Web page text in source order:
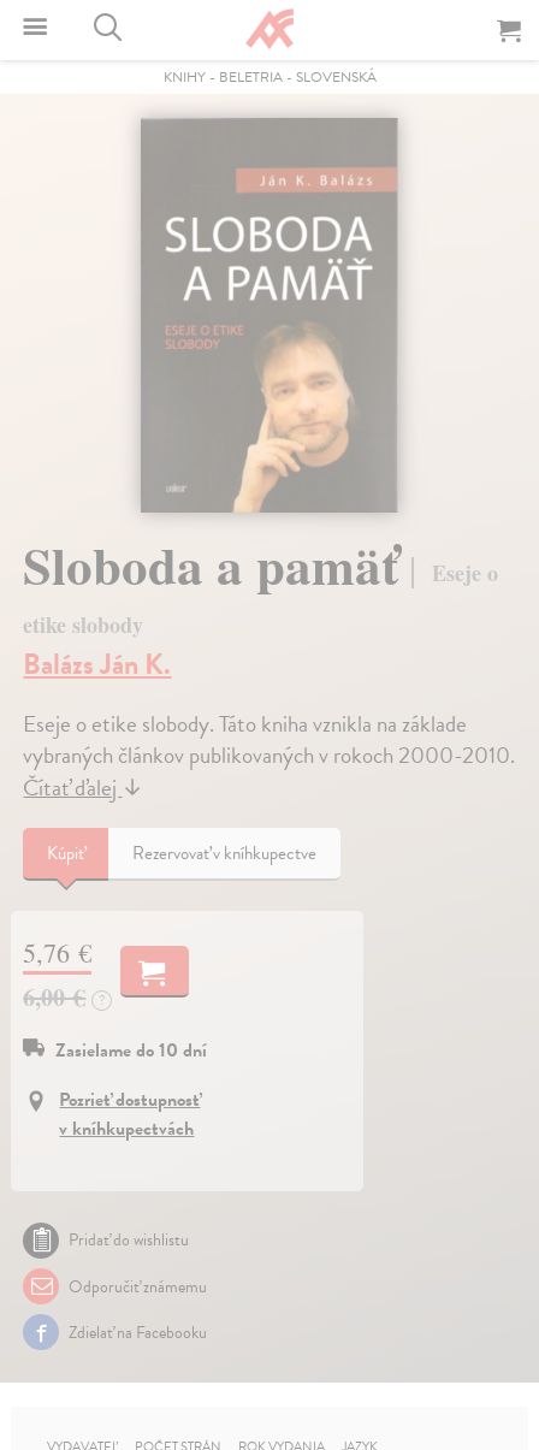
KNIHY- BELETRIA- SLOVENSKÁ
Sloboda a pamäť
Eseje o
etike slobody
Balázs Ján K.
Eseje o etike slobody. Táto kniha vznikla na základe
vybraných článkov publikovaných v rokoch 2000-2010.
Čítať ďalej↓
Kúpiť Rezervovať v kníhkupectve
5,76 €
6,00 €
?
Zasielame do 10 dní
Pozrieť dostupnosť
v kníhkupectvách
Pridať do wishlistu
Odporučiť známemu
Zdielať na Facebooku